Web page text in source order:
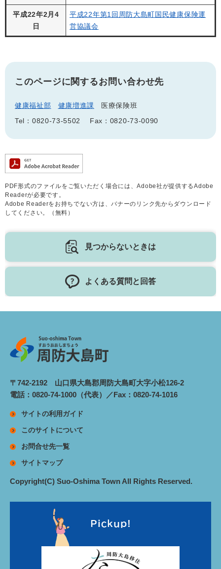
平成22年2月4
日
平成22年第1回周防大島町国民健康保険運
営協議会
このページに関するお問い合わせ先
健康福祉部 健康増進課
医療保険班
Tel：0820-73-5502
Fax：0820-73-0090
PDF形式のファイルをご覧いただく場合には、Adobe社が提供するAdobe
Readerが必要です。
Adobe Readerをお持ちでない方は、バナーのリンク先からダウンロード
してください。（無料）
見つからないときは
よくある質問と回答
〒742-2192 山口県大島郡周防大島町大字小松126-2
電話：0820-74-1000（代表）／Fax：0820-74-1016
サイトの利用ガイド
このサイトについて
お問合せ先一覧
サイトマップ
Copyright(C) Suo-Oshima Town All Rights Reserved.